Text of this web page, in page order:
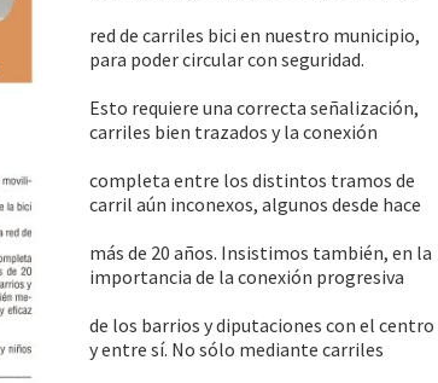
red de carriles bici en nuestro municipio,
para poder circular con seguridad.
Esto requiere una correcta señalización,
carriles bien trazados y la conexión
completa entre los distintos tramos de
carril aún inconexos, algunos desde hace
más de 20 años. Insistimos también, en la
importancia de la conexión progresiva
de los barrios y diputaciones con el centro
y entre sí. No sólo mediante carriles